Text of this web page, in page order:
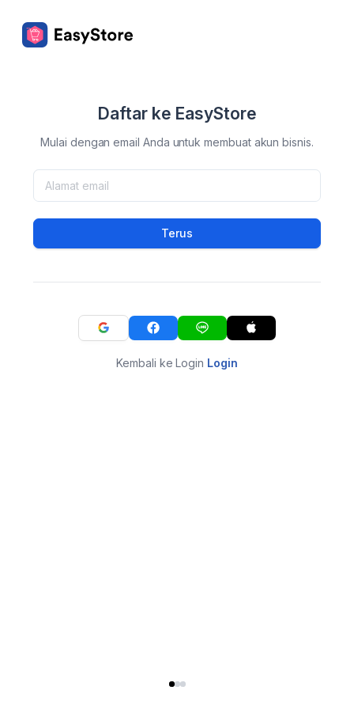
Daftar ke EasyStore
Mulai dengan email Anda untuk membuat akun bisnis.
Terus
Kembali ke Login Login